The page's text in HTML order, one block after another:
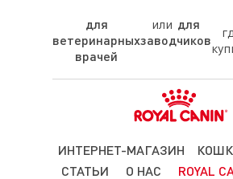
для
ветеринарных
врачей
для
заводчиков
ИНТЕРНЕТ-МАГАЗИН
СТАТЬИ
О НАС ROYAL